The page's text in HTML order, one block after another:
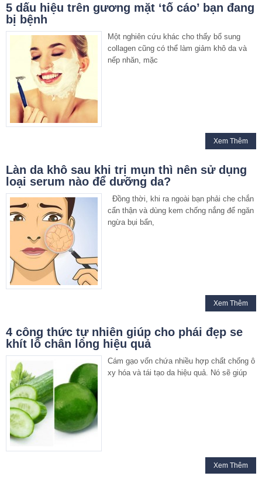
5 dấu hiệu trên gương mặt ‘tố cáo’ bạn đang
bị bệnh
Một nghiên cứu khác cho thấy bổ sung
collagen cũng có thể làm giảm khô da và
nếp nhăn, mặc
Xem Thêm
Làn da khô sau khi trị mụn thì nên sử dụng
loại serum nào để dưỡng da?
Đồng thời, khi ra ngoài bạn phải che chắn
cẩn thận và dùng kem chống nắng để ngăn
ngừa bụi bẩn,
Xem Thêm
4 công thức tự nhiên giúp cho phái đẹp se
khít lỗ chân lông hiệu quả
Cám gạo vốn chứa nhiều hợp chất chống ô
xy hóa và tái tạo da hiệu quả. Nó sẽ giúp
Xem Thêm